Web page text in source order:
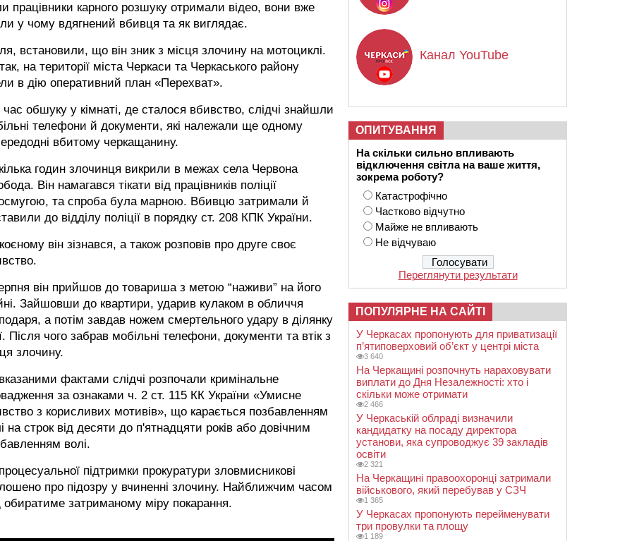
працівники карного розшуку отримали відео, вони вже
у чому вдягнений вбивця та як виглядає.
встановили, що він зник з місця злочину на мотоциклі.
на території міста Черкаси та Черкаського району
в дію оперативний план «Перехват».
час обшуку у кімнаті, де сталося вбивство, слідчі знайшли
телефони й документи, які належали ще одному
вбитому черкащанину.
годин злочинця викрили в межах села Червона
Він намагався тікати від працівників поліції
та спроба була марною. Вбивцю затримали й
до відділу поліції в порядку ст. 208 КПК України.
він зізнався, а також розповів про друге своє
він прийшов до товариша з метою “наживи” на його
Зайшовши до квартири, ударив кулаком в обличчя
а потім завдав ножем смертельного удару в ділянку
Після чого забрав мобільні телефони, документи та втік з
злочину.
фактами слідчі розпочали кримінальне
за ознаками ч. 2 ст. 115 КК України «Умисне
з корисливих мотивів», що карається позбавленням
на строк від десяти до п'ятнадцяти років або довічним
волі.
підтримки прокуратури зловмисникові
про підозру у вчиненні злочину. Найближчим часом
обиратиме затриманому міру покарання.
Канал YouTube
ОПИТУВАННЯ
На скільки сильно впливають
відключення світла на ваше життя,
зокрема роботу?
Катастрофічно
Частково відчутно
Майже не впливають
Не відчуваю
Переглянути результати
ПОПУЛЯРНЕ НА САЙТІ
У Черкасах пропонують для приватизації
п’ятиповерховий об’єкт у центрі міста
3 640
На Черкащині розпочнуть нараховувати
виплати до Дня Незалежності: хто і
скільки може отримати
2 466
У Черкаській облраді визначили
кандидатку на посаду директора
установи, яка супроводжує 39 закладів
освіти
2 321
На Черкащині правоохоронці затримали
військового, який перебував у СЗЧ
1 365
У Черкасах пропонують перейменувати
три провулки та площу
1 189